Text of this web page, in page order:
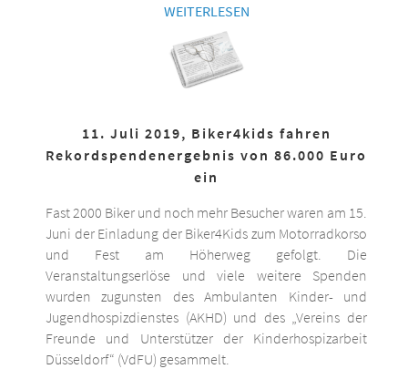
WEITERLESEN
11. Juli 2019, Biker4kids fahren
Rekordspendenergebnis von 86.000 Euro
ein
Fast 2000 Biker und noch mehr Besucher waren am 15.
Juni der Einladung der Biker4Kids zum Motorradkorso
und Fest am Höherweg gefolgt. Die
Veranstaltungserlöse und viele weitere Spenden
wurden zugunsten des Ambulanten Kinder- und
Jugendhospizdienstes (AKHD) und des „Vereins der
Freunde und Unterstützer der Kinderhospizarbeit
Düsseldorf“ (VdFU) gesammelt.